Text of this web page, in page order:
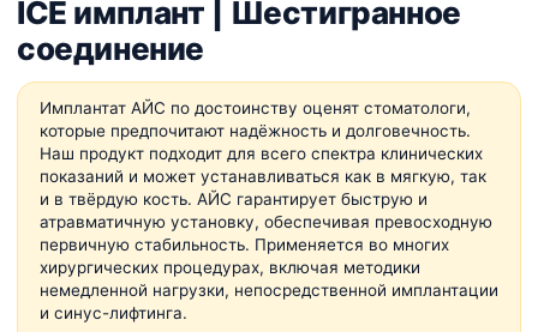
ICE имплант | Шестигранное
соединение
Имплантат АЙС по достоинству оценят стоматологи,
которые предпочитают надёжность и долговечность.
Наш продукт подходит для всего спектра клинических
показаний и может устанавливаться как в мягкую, так
и в твёрдую кость. АЙС гарантирует быструю и
атравматичную установку, обеспечивая превосходную
первичную стабильность. Применяется во многих
хирургических процедурах, включая методики
немедленной нагрузки, непосредственной имплантации
и синус-лифтинга.